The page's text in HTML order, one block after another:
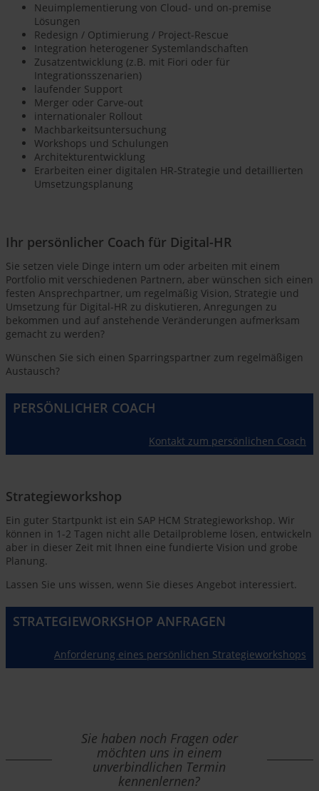
Neuimplementierung von Cloud- und on-premise
Lösungen
Redesign / Optimierung / Project-Rescue
Integration heterogener Systemlandschaften
Zusatzentwicklung (z.B. mit Fiori oder für
Integrationsszenarien)
laufender Support
Merger oder Carve-out
internationaler Rollout
Machbarkeitsuntersuchung
Workshops und Schulungen
Architekturentwicklung
Erarbeiten einer digitalen HR-Strategie und detaillierten
Umsetzungsplanung
Ihr persönlicher Coach für Digital-HR
Sie setzen viele Dinge intern um oder arbeiten mit einem
Portfolio mit verschiedenen Partnern, aber wünschen sich einen
festen Ansprechpartner, um regelmäßig Vision, Strategie und
Umsetzung für Digital-HR zu diskutieren, Anregungen zu
bekommen und auf anstehende Veränderungen aufmerksam
gemacht zu werden?
Wünschen Sie sich einen Sparringspartner zum regelmäßigen
Austausch?
PERSÖNLICHER COACH
Kontakt zum persönlichen Coach
Strategieworkshop
Ein guter Startpunkt ist ein SAP HCM Strategieworkshop. Wir
können in 1-2 Tagen nicht alle Detailprobleme lösen, entwickeln
aber in dieser Zeit mit Ihnen eine fundierte Vision und grobe
Planung.
Lassen Sie uns wissen, wenn Sie dieses Angebot interessiert.
STRATEGIEWORKSHOP ANFRAGEN
Anforderung eines persönlichen Strategieworkshops
Sie haben noch Fragen oder
möchten uns in einem
unverbindlichen Termin
kennenlernen?